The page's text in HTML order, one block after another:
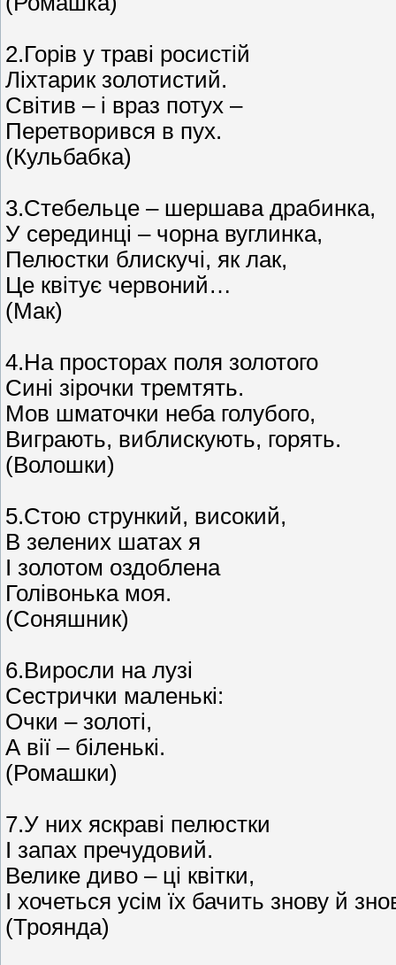
2.Горів у траві росистій
Ліхтарик золотистий.
Світив – і враз потух –
Перетворився в пух.
(Кульбабка)
3.Стебельце – шершава драбинка,
У серединці – чорна вуглинка,
Пелюстки блискучі, як лак,
Це квітує червоний…
(Мак)
4.На просторах поля золотого
Сині зірочки тремтять.
Мов шматочки неба голубого,
Виграють, виблискують, горять.
(Волошки)
5.Стою стрункий, високий,
В зелених шатах я
І золотом оздоблена
Голівонька моя.
(Соняшник)
6.Виросли на лузі
Сестрички маленькі:
Очки – золоті,
А вії – біленькі.
(Ромашки)
7.У них яскраві пелюстки
І запах пречудовий.
Велике диво – ці квітки,
І хочеться усім їх бачить знову й
(Троянда)